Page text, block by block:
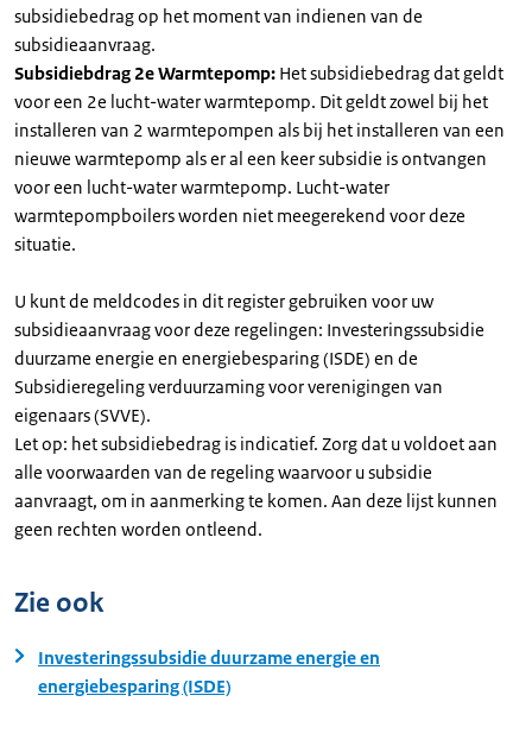
subsidiebedrag op het moment van indienen van de
subsidieaanvraag.
Subsidiebdrag 2e Warmtepomp: Het subsidiebedrag dat geldt
voor een 2e lucht-water warmtepomp. Dit geldt zowel bij het
installeren van 2 warmtepompen als bij het installeren van een
nieuwe warmtepomp als er al een keer subsidie is ontvangen
voor een lucht-water warmtepomp. Lucht-water
warmtepompboilers worden niet meegerekend voor deze
situatie.
U kunt de meldcodes in dit register gebruiken voor uw
subsidieaanvraag voor deze regelingen: Investeringssubsidie
duurzame energie en energiebesparing (ISDE) en de
Subsidieregeling verduurzaming voor verenigingen van
eigenaars (SVVE).
Let op: het subsidiebedrag is indicatief. Zorg dat u voldoet aan
alle voorwaarden van de regeling waarvoor u subsidie
aanvraagt, om in aanmerking te komen. Aan deze lijst kunnen
geen rechten worden ontleend.
Zie ook
Investeringssubsidie duurzame energie en
energiebesparing (ISDE)